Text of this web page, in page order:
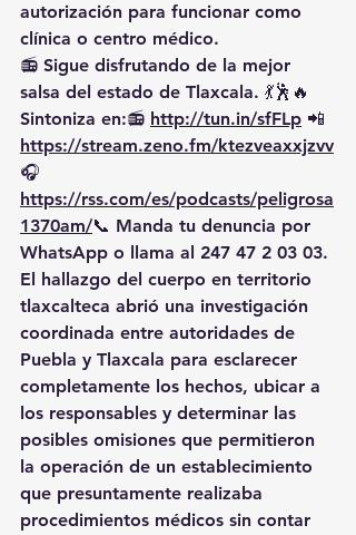
autorización para funcionar como
clínica o centro médico.
📻 Sigue disfrutando de la mejor
salsa del estado de Tlaxcala. 💃🕺🔥
Sintoniza en:📻 http://tun.in/sfFLp 📲
https://stream.zeno.fm/ktezveaxxjzvv
🎧
https://rss.com/es/podcasts/peligrosa
1370am/📞 Manda tu denuncia por
WhatsApp o llama al 247 47 2 03 03.
El hallazgo del cuerpo en territorio
tlaxcalteca abrió una investigación
coordinada entre autoridades de
Puebla y Tlaxcala para esclarecer
completamente los hechos, ubicar a
los responsables y determinar las
posibles omisiones que permitieron
la operación de un establecimiento
que presuntamente realizaba
procedimientos médicos sin contar